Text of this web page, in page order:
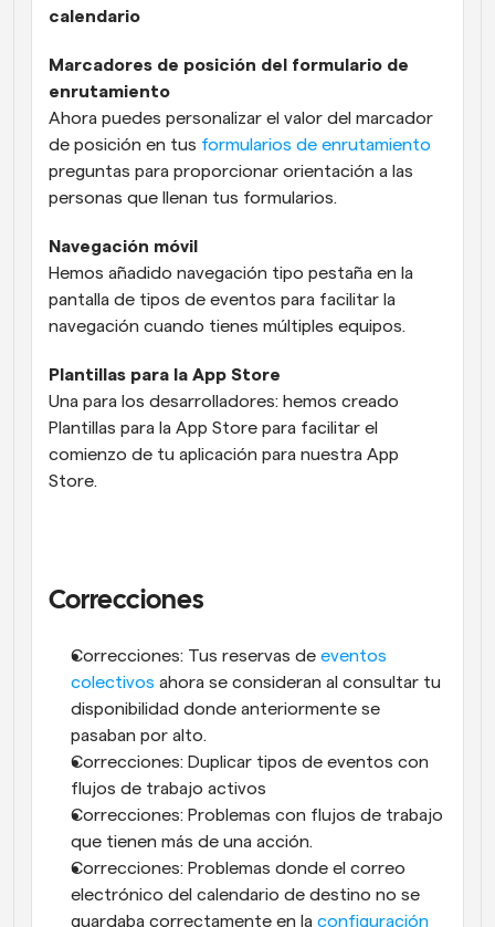
calendario
Marcadores de posición del formulario de
enrutamiento
Ahora puedes personalizar el valor del marcador
de posición en tus formularios de enrutamiento
preguntas para proporcionar orientación a las
personas que llenan tus formularios.
Navegación móvil
Hemos añadido navegación tipo pestaña en la
pantalla de tipos de eventos para facilitar la
navegación cuando tienes múltiples equipos.
Plantillas para la App Store
Una para los desarrolladores: hemos creado
Plantillas para la App Store para facilitar el
comienzo de tu aplicación para nuestra App
Store.
Correcciones
Correcciones: Tus reservas de eventos
colectivos ahora se consideran al consultar tu
disponibilidad donde anteriormente se
pasaban por alto.
Correcciones: Duplicar tipos de eventos con
flujos de trabajo activos
Correcciones: Problemas con flujos de trabajo
que tienen más de una acción.
Correcciones: Problemas donde el correo
electrónico del calendario de destino no se
guardaba correctamente en la configuración